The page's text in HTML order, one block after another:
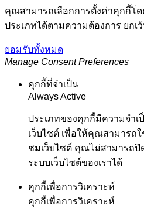
คุณสามารถเลือกการตั้งค่าคุกกี้โด
ประเภทได้ตามความต้องการ ยกเ
ยอมรับทั้งหมด
Manage Consent Preferences
คุกกี้ที่จำเป็น
Always Active
ประเภทของคุกกี้มีความจำเ
เว็บไซต์ เพื่อให้คุณสามารถ
ชมเว็บไซต์ คุณไม่สามารถ
ระบบเว็บไซต์ของเราได้
คุกกี้เพื่อการวิเคราะห์
คุกกี้เพื่อการวิเคราะห์